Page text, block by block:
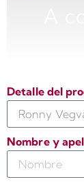
Detalle del
Nombre y